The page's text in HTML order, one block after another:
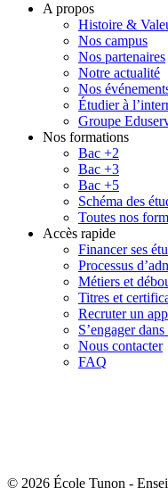
A propos
Histoire &
Nos campus
Nos partenaires
Notre actualité
Nos
Étudier à
Groupe
Nos formations
Bac +2
Bac +3
Bac +5
Schéma des
Toutes nos
Accès rapide
Financer ses
Processus
Métiers et
Titres et
Recruter un
S’engager
Nous contacter
FAQ
© 2026 École Tunon -